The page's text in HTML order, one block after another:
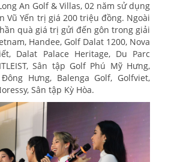
An Golf & Villas, 02 năm sử dụng
Vũ Yến trị giá 200 triệu đồng. Ngoài
quà giá trị gửi đến gôn trong giải
Handee, Golf Dalat 1200, Nova
Dalat Palace Heritage, Du Parc
Sân tập Golf Phú Mỹ Hưng,
Hưng, Balenga Golf, Golfviet,
Sân tập Kỳ Hòa.